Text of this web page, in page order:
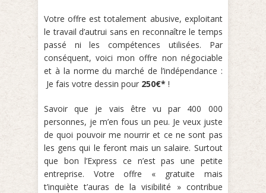
Votre offre est totalement abusive, exploitant
le travail d’autrui sans en reconnaître le temps
passé ni les compétences utilisées. Par
conséquent, voici mon offre non négociable
et à la norme du marché de l’indépendance :
Je fais votre dessin pour 250€* !
Savoir que je vais être vu par 400 000
personnes, je m’en fous un peu. Je veux juste
de quoi pouvoir me nourrir et ce ne sont pas
les gens qui le feront mais un salaire. Surtout
que bon l’Express ce n’est pas une petite
entreprise. Votre offre « gratuite mais
t’inquiète t’auras de la visibilité » contribue